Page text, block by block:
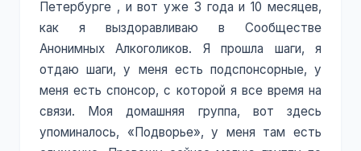
Петербурге , и вот уже 3 года и 10 месяцев,
как я выздоравливаю в Сообществе
Анонимных Алкоголиков. Я прошла шаги, я
отдаю шаги, у меня есть подспонсорные, у
меня есть спонсор, с которой я все время на
связи. Моя домашняя группа, вот здесь
упоминалось, «Подворье», у меня там есть